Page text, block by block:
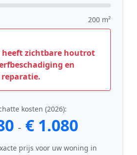
200 m²
zichtbare houtrot
en
kosten (2026):
- € 1.080
prijs voor uw woning in